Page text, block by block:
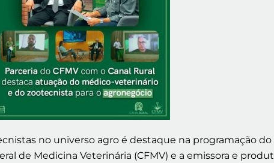
no universo agro é destaque na programação do
de Medicina Veterinária (CFMV) e a emissora e